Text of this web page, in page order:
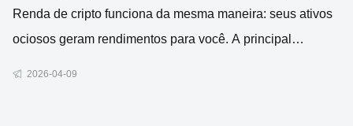
nas suas cripto
Renda de cripto funciona da mesma maneira: seus ativos
ociosos geram rendimentos para você. A principal
2026-04-09